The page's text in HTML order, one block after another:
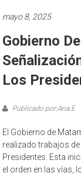
mayo 8, 2025
Gobierno
Los
Publicado por:Ana E
El Gobierno de
realizado trabajos
Presidentes. Esta
el orden en las vías,